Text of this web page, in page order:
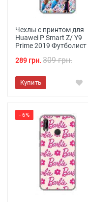
Чехлы с принтом для
Huawei P Smart Z/ Y9
Prime 2019 Футболист
289 грн. 309 грн.
Купить
- 6%